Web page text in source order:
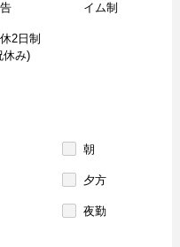
イム制
2日制
休み)
朝
夕方
夜勤